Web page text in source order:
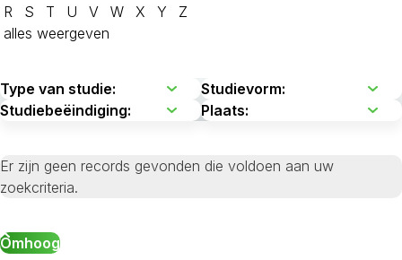
R
S T U V W X Y
Z
alles weergeven
Er zijn geen records gevonden die voldoen aan uw
zoekcriteria.
Omhoog